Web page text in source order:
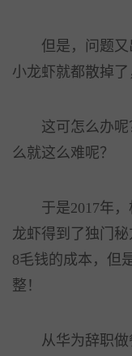
但是，问题又
小龙虾就都散掉了
这可怎么办呢
么就这么难呢？
于是2017年，
龙虾得到了独门
8毛钱的成本，但
整！
从华为辞职做餐